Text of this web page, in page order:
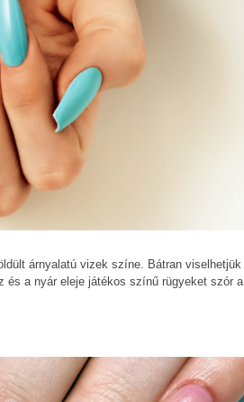
árnyalatú vizek színe. Bátran viselhetjük
és a nyár eleje játékos színű rügyeket szór a